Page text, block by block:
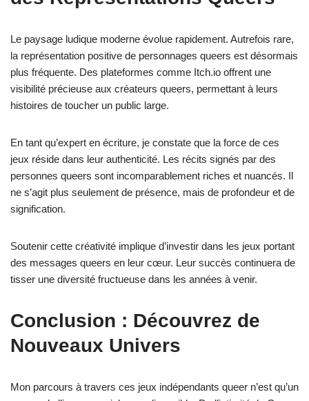
Le paysage ludique moderne évolue rapidement. Autrefois rare,
la représentation positive de personnages queers est désormais
plus fréquente. Des plateformes comme Itch.io offrent une
visibilité précieuse aux créateurs queers, permettant à leurs
histoires de toucher un public large.
En tant qu’expert en écriture, je constate que la force de ces
jeux réside dans leur authenticité. Les récits signés par des
personnes queers sont incomparablement riches et nuancés. Il
ne s’agit plus seulement de présence, mais de profondeur et de
signification.
Soutenir cette créativité implique d’investir dans les jeux portant
des messages queers en leur cœur. Leur succès continuera de
tisser une diversité fructueuse dans les années à venir.
Conclusion : Découvrez de
Nouveaux Univers
Mon parcours à travers ces jeux indépendants queer n’est qu’un